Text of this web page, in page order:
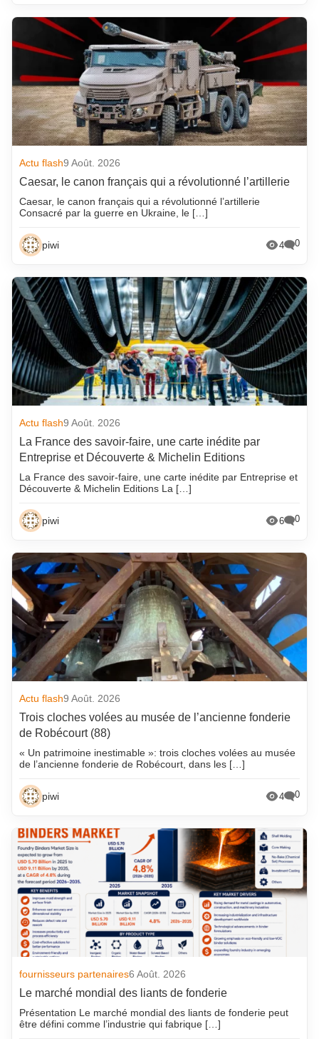
Actu flash9 Août. 2026
Caesar, le canon français qui a révolutionné l’artillerie
Caesar, le canon français qui a révolutionné l’artillerie
Consacré par la guerre en Ukraine, le […]
piwi 4 0
Actu flash9 Août. 2026
La France des savoir-faire, une carte inédite par
Entreprise et Découverte & Michelin Editions
La France des savoir-faire, une carte inédite par Entreprise et
Découverte & Michelin Editions La […]
piwi 6 0
Actu flash9 Août. 2026
Trois cloches volées au musée de l’ancienne fonderie
de Robécourt (88)
« Un patrimoine inestimable »: trois cloches volées au musée
de l’ancienne fonderie de Robécourt, dans les […]
piwi 4 0
fournisseurs partenaires6 Août. 2026
Le marché mondial des liants de fonderie
Présentation Le marché mondial des liants de fonderie peut
être défini comme l’industrie qui fabrique […]